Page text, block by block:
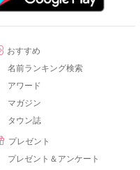
おすすめ
名前ランキング検索
アワード
マガジン
タウン誌
プレゼント
プレゼント＆アンケート